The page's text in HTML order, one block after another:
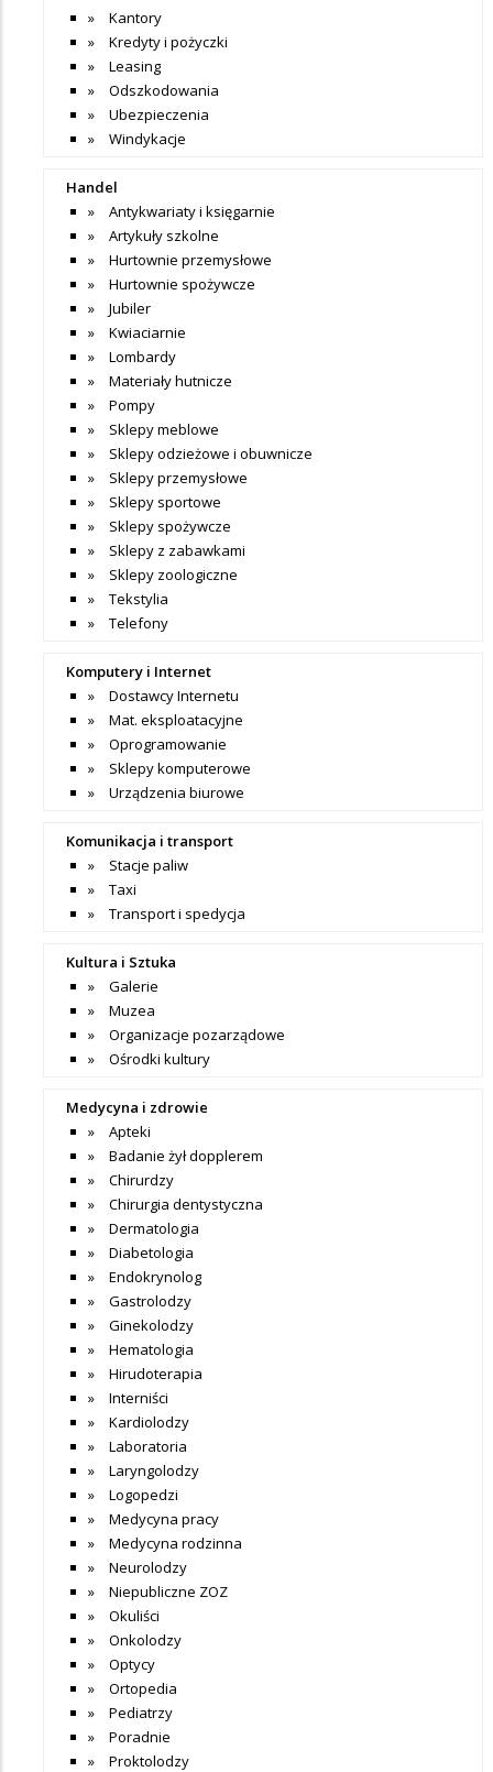
Kantory
Kredyty i pożyczki
Leasing
Odszkodowania
Ubezpieczenia
Windykacje
Handel
Antykwariaty i księgarnie
Artykuły szkolne
Hurtownie przemysłowe
Hurtownie spożywcze
Jubiler
Kwiaciarnie
Lombardy
Materiały hutnicze
Pompy
Sklepy meblowe
Sklepy odzieżowe i obuwnicze
Sklepy przemysłowe
Sklepy sportowe
Sklepy spożywcze
Sklepy z zabawkami
Sklepy zoologiczne
Tekstylia
Telefony
Komputery i Internet
Dostawcy Internetu
Mat. eksploatacyjne
Oprogramowanie
Sklepy komputerowe
Urządzenia biurowe
Komunikacja i transport
Stacje paliw
Taxi
Transport i spedycja
Kultura i Sztuka
Galerie
Muzea
Organizacje pozarządowe
Ośrodki kultury
Medycyna i zdrowie
Apteki
Badanie żył dopplerem
Chirurdzy
Chirurgia dentystyczna
Dermatologia
Diabetologia
Endokrynolog
Gastrolodzy
Ginekolodzy
Hematologia
Hirudoterapia
Interniści
Kardiolodzy
Laboratoria
Laryngolodzy
Logopedzi
Medycyna pracy
Medycyna rodzinna
Neurolodzy
Niepubliczne ZOZ
Okuliści
Onkolodzy
Optycy
Ortopedia
Pediatrzy
Poradnie
Proktolodzy